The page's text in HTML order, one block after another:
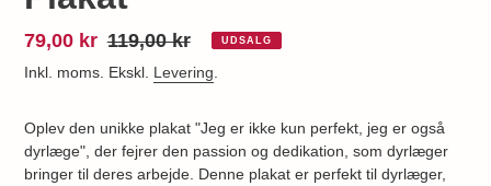
Udsalgspris
79,00 kr Normalpris
119,00 kr UDSALG
Inkl. moms. Ekskl. Levering.
Oplev den unikke plakat "Jeg er ikke kun perfekt, jeg er også
dyrlæge", der fejrer den passion og dedikation, som dyrlæger
bringer til deres arbejde. Denne plakat er perfekt til dyrlæger,